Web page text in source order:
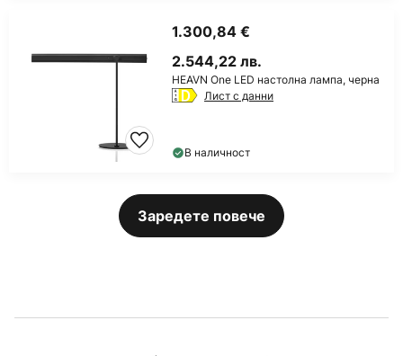
1.300,84 €
2.544,22 лв.
HEAVN One LED настолна лампа, черна
Лист с данни
В наличност
Заредете повече